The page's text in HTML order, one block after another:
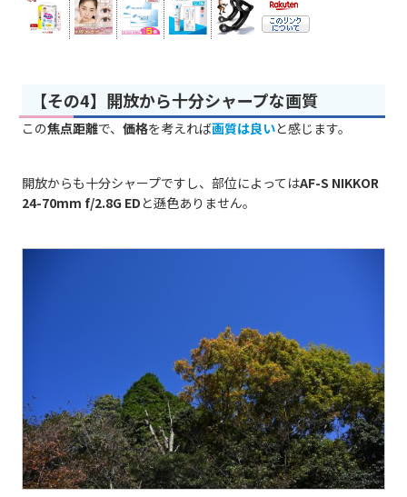
【その4】開放から十分シャープな画質
この焦点距離で、 価格を考えれば画質は良いと感じます。
開放からも十分シャープですし、部位によってはAF-S NIKKOR
24-70mm f/2.8G EDと遜色ありません。